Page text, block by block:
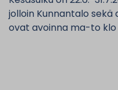
jolloin Kunnantalo sekä
ovat avoinna ma-to klo